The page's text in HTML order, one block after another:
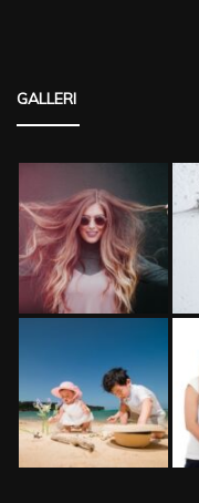
GALLERI